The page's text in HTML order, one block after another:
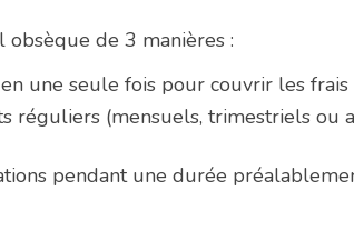
obsèque de 3 manières :
une seule fois pour couvrir les frais
réguliers (mensuels, trimestriels ou
pendant une durée